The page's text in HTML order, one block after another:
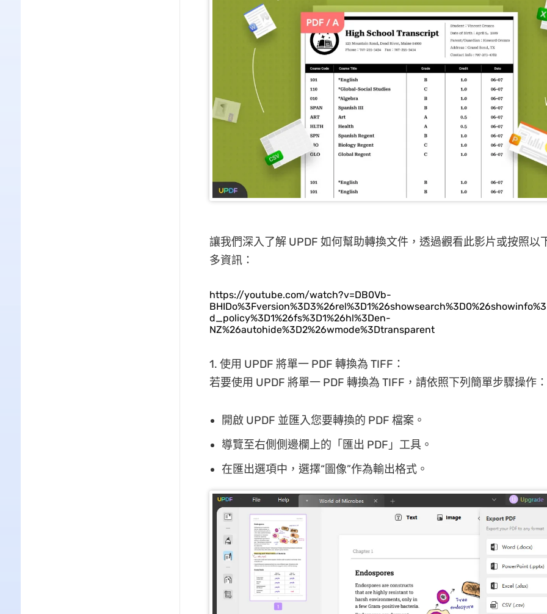
讓我們深入了解 UPDF 如何幫助轉換文件，透過觀看此影片或按照以
多資訊：
https://youtube.com/watch?v=DB0Vb-
d_policy%3D1%26fs%3D1%26hl%3Den-
NZ%26autohide%3D2%26wmode%3Dtransparent
1. 使用 UPDF 將單一 PDF 轉換為 TIFF：
若要使用 UPDF 將單一 PDF 轉換為 TIFF，請依照下列簡單步驟操作：
開啟 UPDF 並匯入您要轉換的 PDF 檔案。
導覽至右側側邊欄上的「匯出 PDF」工具。
在匯出選項中，選擇“圖像”作為輸出格式。